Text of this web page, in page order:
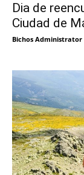
Dia de
Ciudad de
Bichos Administrator